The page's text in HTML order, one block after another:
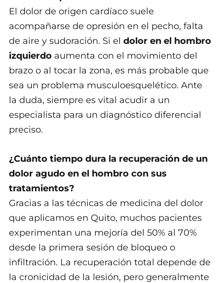
El dolor de origen cardíaco suele
acompañarse de opresión en el pecho, falta
de aire y sudoración. Si el dolor en el hombro
izquierdo aumenta con el movimiento del
brazo o al tocar la zona, es más probable que
sea un problema musculoesquelético. Ante
la duda, siempre es vital acudir a un
especialista para un diagnóstico diferencial
preciso.
¿Cuánto tiempo dura la recuperación de un
dolor agudo en el hombro con sus
tratamientos?
Gracias a las técnicas de medicina del dolor
que aplicamos en Quito, muchos pacientes
experimentan una mejoría del 50% al 70%
desde la primera sesión de bloqueo o
infiltración. La recuperación total depende de
la cronicidad de la lesión, pero generalmente